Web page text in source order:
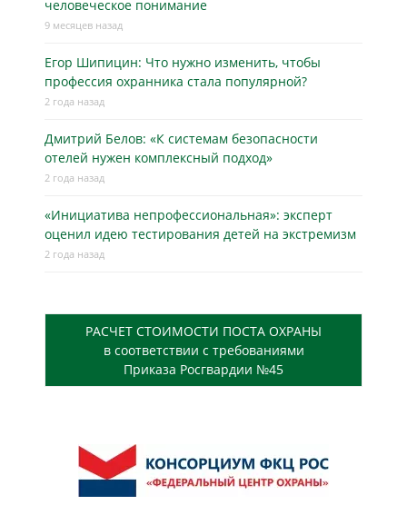
человеческое понимание
9 месяцев назад
Егор Шипицин: Что нужно изменить, чтобы
профессия охранника стала популярной?
2 года назад
Дмитрий Белов: «К системам безопасности
отелей нужен комплексный подход»
2 года назад
«Инициатива непрофессиональная»: эксперт
оценил идею тестирования детей на экстремизм
2 года назад
РАСЧЕТ СТОИМОСТИ ПОСТА ОХРАНЫ
в соответствии с требованиями
Приказа Росгвардии №45